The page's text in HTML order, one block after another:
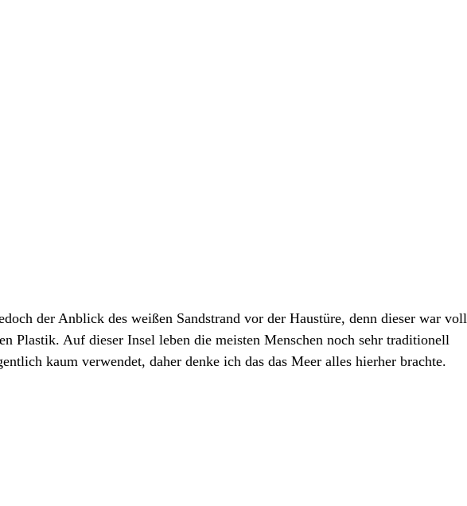
der Anblick des weißen Sandstrand vor der Haustüre, denn dieser war voll
Plastik. Auf dieser Insel leben die meisten Menschen noch sehr traditionell
kaum verwendet, daher denke ich das das Meer alles hierher brachte.